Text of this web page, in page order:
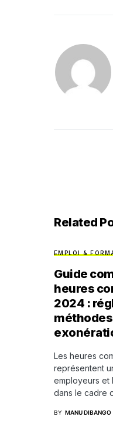
Related
EMPLOI &
Guide
heures
2024 :
Les heures
représentent
employeurs et
dans le cadre
BY MANU DIBANGO